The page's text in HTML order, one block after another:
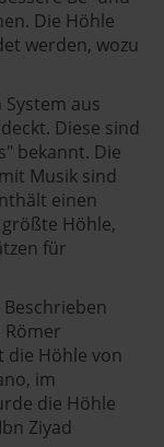
Die Höhle
werden, wozu
aus
Diese sind
bekannt. Die
Musik sind
einen
Höhle,
für
die Höhle von
im
die Höhle
Ziyad